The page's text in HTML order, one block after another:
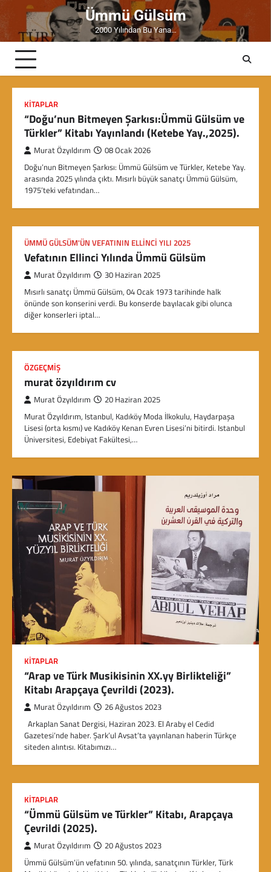
to
content
Ümmü Gülsüm
2000 Yılından Bu Yana…
KITAPLAR
“Doğu’nun Bitmeyen Şarkısı:Ümmü Gülsüm ve
Türkler” Kitabı Yayınlandı (Ketebe Yay.,2025).
Murat Özyıldırım 08 Ocak 2026
Doğu’nun Bitmeyen Şarkısı: Ümmü Gülsüm ve Türkler, Ketebe Yay.
arasında 2025 yılında çıktı. Mısırlı büyük sanatçı Ümmü Gülsüm,
1975’teki vefatından…
ÜMMÜ GÜLSÜM'ÜN VEFATININ ELLINCI YILI 2025
Vefatının Ellinci Yılında Ümmü Gülsüm
Murat Özyıldırım 30 Haziran 2025
Mısırlı sanatçı Ümmü Gülsüm, 04 Ocak 1973 tarihinde halk
önünde son konserini verdi. Bu konserde bayılacak gibi olunca
diğer konserleri iptal…
ÖZGEÇMIŞ
murat özyıldırım cv
Murat Özyıldırım 20 Haziran 2025
Murat Özyıldırım, Istanbul, Kadıköy Moda İlkokulu, Haydarpaşa
Lisesi (orta kısmı) ve Kadıköy Kenan Evren Lisesi’ni bitirdi. Istanbul
Üniversitesi, Edebiyat Fakültesi,…
KITAPLAR
“Arap ve Türk Musikisinin XX.yy Birlikteliği”
Kitabı Arapçaya Çevrildi (2023).
Murat Özyıldırım 26 Ağustos 2023
Arkaplan Sanat Dergisi, Haziran 2023. El Araby el Cedid
Gazetesi’nde haber. Şark’ul Avsat’ta yayınlanan haberin Türkçe
siteden alıntısı. Kitabımızı…
KITAPLAR
“Ümmü Gülsüm ve Türkler” Kitabı, Arapçaya
Çevrildi (2025).
Murat Özyıldırım 20 Ağustos 2023
Ümmü Gülsüm’ün vefatının 50. yılında, sanatçının Türkler, Türk